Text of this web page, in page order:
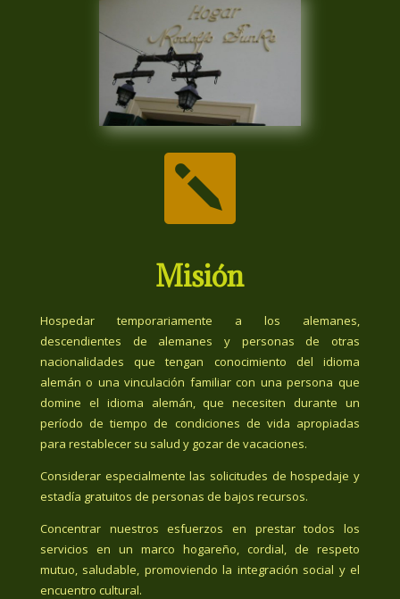

Misión
Hospedar temporariamente a los alemanes,
descendientes de alemanes y personas de otras
nacionalidades que tengan conocimiento del idioma
alemán o una vinculación familiar con una persona que
domine el idioma alemán, que necesiten durante un
período de tiempo de condiciones de vida apropiadas
para restablecer su salud y gozar de vacaciones.
Considerar especialmente las solicitudes de hospedaje y
estadía gratuitos de personas de bajos recursos.
Concentrar nuestros esfuerzos en prestar todos los
servicios en un marco hogareño, cordial, de respeto
mutuo, saludable, promoviendo la integración social y el
encuentro cultural.